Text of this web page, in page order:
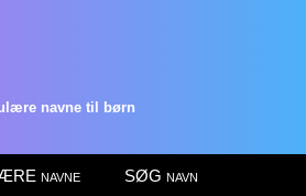
navne til børn
navne SØG navn